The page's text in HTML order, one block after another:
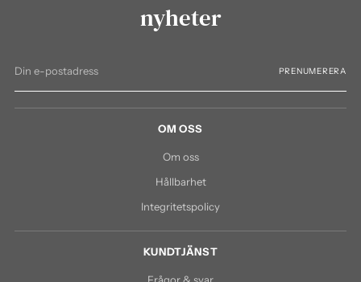
nyheter
e-
postadress
PRENUMERERA
OM OSS
Om oss
Hållbarhet
Integritetspolicy
KUNDTJÄNST